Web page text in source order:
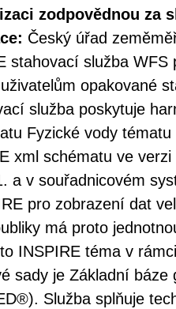
zodpovědnou za
Český úřad
stahovací služba WFS
opakované
služba poskytuje
Fyzické vody
xml schématu ve
a v souřadnicovém
pro zobrazení dat
má proto
INSPIRE téma v
sady je Základní báze
Služba splňuje